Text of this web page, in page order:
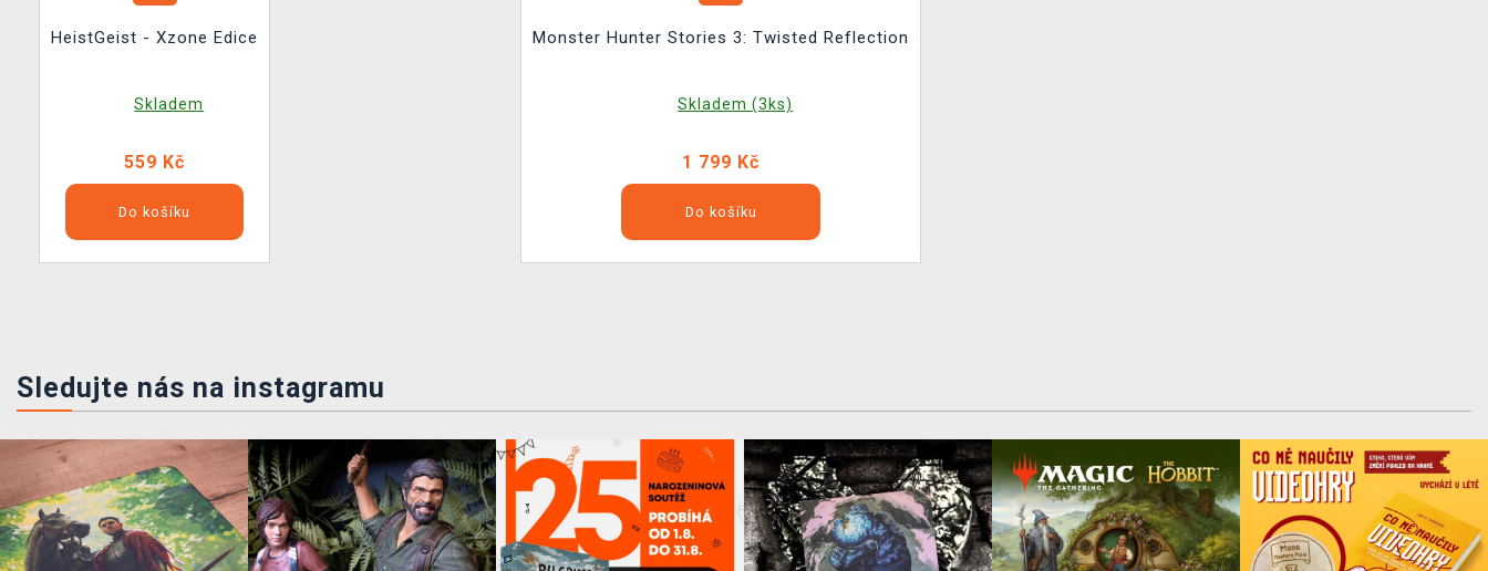
HeistGeist - Xzone Edice
Skladem
559 Kč
Do košíku
Monster Hunter Stories 3: Twisted Reflection
Skladem (3ks)
1 799 Kč
Do košíku
Sledujte nás na instagramu